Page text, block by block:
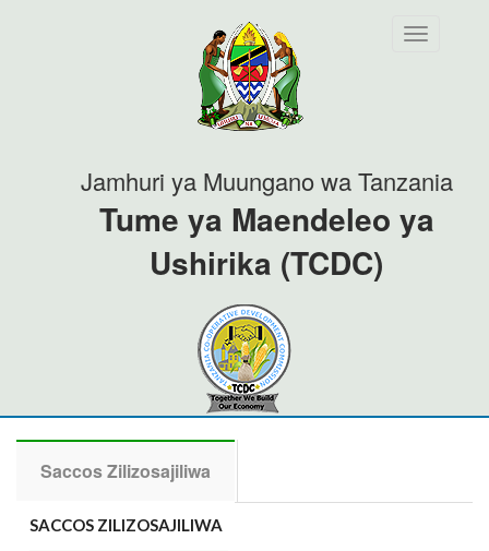
Toggle
Jamhuri ya Muungano wa Tanzania
Tume ya Maendeleo ya
Ushirika (TCDC)
Saccos Zilizosajiliwa
SACCOS ZILIZOSAJILIWA